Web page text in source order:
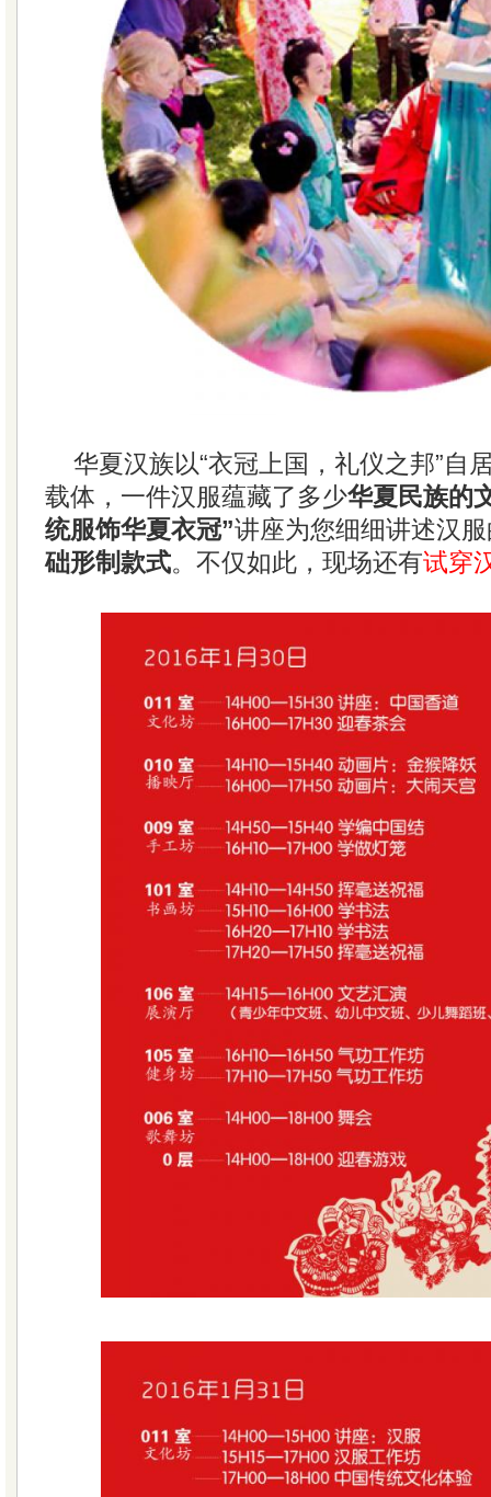
华夏汉族以“衣冠上国，礼仪之邦”自
载体，一件汉服蕴藏了多少华夏民族的
统服饰华夏衣冠”讲座为您细细讲述汉
础形制款式。不仅如此，现场还有试穿